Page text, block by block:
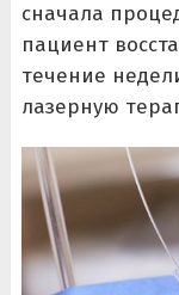
сначала
пациент
течение
лазерную